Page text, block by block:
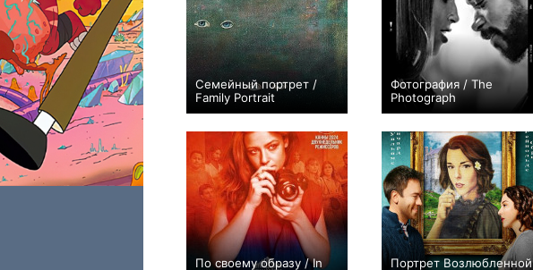
Семейный портрет /
Family Portrait
0
Фотография / The
Photograph
0
По своему образу / In
Портрет Возлюбленной